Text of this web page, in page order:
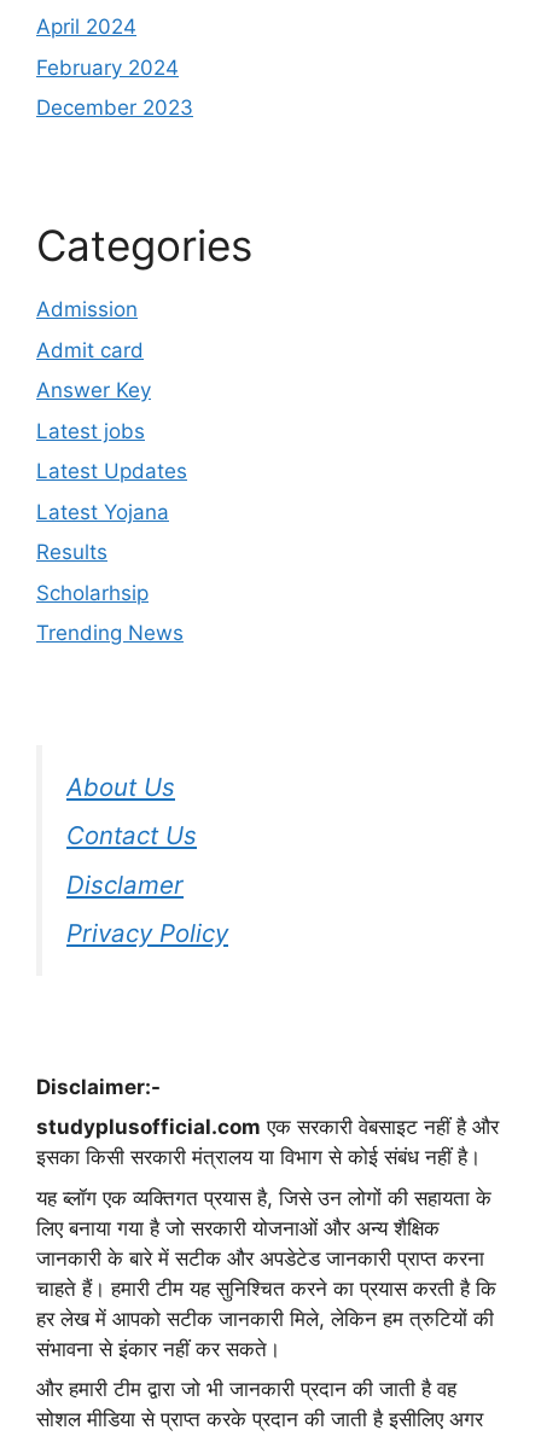
April 2024
February 2024
December 2023
Categories
Admission
Admit card
Answer Key
Latest jobs
Latest Updates
Latest Yojana
Results
Scholarhsip
Trending News
About Us
Contact Us
Disclamer
Privacy Policy
Disclaimer:-
studyplusofficial.com एक सरकारी वेबसाइट नहीं है और
इसका किसी सरकारी मंत्रालय या विभाग से कोई संबंध नहीं है।
यह ब्लॉग एक व्यक्तिगत प्रयास है, जिसे उन लोगों की सहायता के
लिए बनाया गया है जो सरकारी योजनाओं और अन्य शैक्षिक
जानकारी के बारे में सटीक और अपडेटेड जानकारी प्राप्त करना
चाहते हैं। हमारी टीम यह सुनिश्चित करने का प्रयास करती है कि
हर लेख में आपको सटीक जानकारी मिले, लेकिन हम त्रुटियों की
संभावना से इंकार नहीं कर सकते।
और हमारी टीम द्वारा जो भी जानकारी प्रदान की जाती है वह
सोशल मीडिया से प्राप्त करके प्रदान की जाती है इसीलिए अगर